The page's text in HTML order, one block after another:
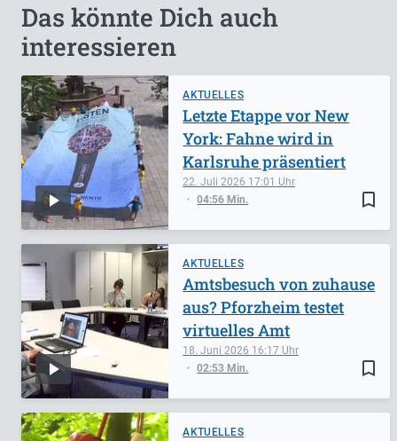
Das könnte Dich auch
interessieren
AKTUELLES
bookmark_border
22. Juli 2026 17:01
04:56 Min.
Letzte Etappe vor New
York: Fahne wird in
Karlsruhe präsentiert
AKTUELLES
bookmark_border
18. Juni 2026 16:17
02:53 Min.
Amtsbesuch von zuhause
aus? Pforzheim testet
virtuelles Amt
AKTUELLES